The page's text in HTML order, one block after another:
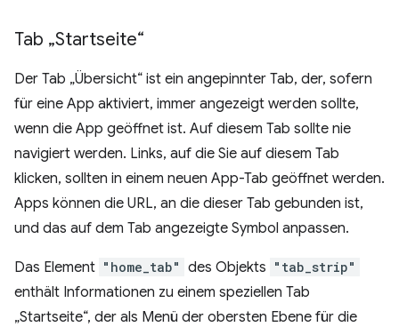
Tab „Startseite“
Der Tab „Übersicht“ ist ein angepinnter Tab, der, sofern
für eine App aktiviert, immer angezeigt werden sollte,
wenn die App geöffnet ist. Auf diesem Tab sollte nie
navigiert werden. Links, auf die Sie auf diesem Tab
klicken, sollten in einem neuen App-Tab geöffnet werden.
Apps können die URL, an die dieser Tab gebunden ist,
und das auf dem Tab angezeigte Symbol anpassen.
Das Element "home_tab" des Objekts "tab_strip"
enthält Informationen zu einem speziellen Tab
„Startseite“, der als Menü der obersten Ebene für die